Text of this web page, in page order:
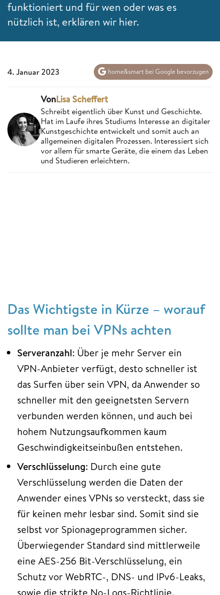
funktioniert und für wen oder was es
nützlich ist, erklären wir hier.
4. Januar 2023 home&smart bei Google bevorzugen
VonLisa Scheffert
Schreibt eigentlich über Kunst und Geschichte.
Hat im Laufe ihres Studiums Interesse an digitaler
Kunstgeschichte entwickelt und somit auch an
allgemeinen digitalen Prozessen. Interessiert sich
vor allem für smarte Geräte, die einem das Leben
und Studieren erleichtern.
Das Wichtigste in Kürze – worauf
sollte man bei VPNs achten
Serveranzahl: Über je mehr Server ein
VPN-Anbieter verfügt, desto schneller ist
das Surfen über sein VPN, da Anwender so
schneller mit den geeignetsten Servern
verbunden werden können, und auch bei
hohem Nutzungsaufkommen kaum
Geschwindigkeitseinbußen entstehen.
Verschlüsselung: Durch eine gute
Verschlüsselung werden die Daten der
Anwender eines VPNs so versteckt, dass sie
für keinen mehr lesbar sind. Somit sind sie
selbst vor Spionageprogrammen sicher.
Überwiegender Standard sind mittlerweile
eine AES-256 Bit-Verschlüsselung, ein
Schutz vor WebRTC-, DNS- und IPv6-Leaks,
sowie die strikte No-Logs-Richtlinie.